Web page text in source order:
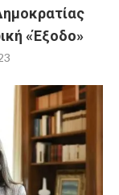
«Έξοδο»